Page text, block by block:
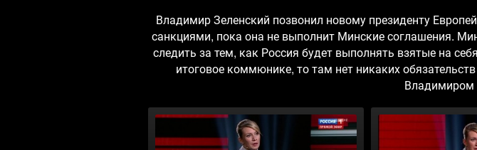
Владимир Зеленский позвонил новому президенту
санкциями, пока она не выполнит Минские соглашения.
следить за тем, как Россия будет выполнять взятые на
итоговое коммюнике, то там нет никаких